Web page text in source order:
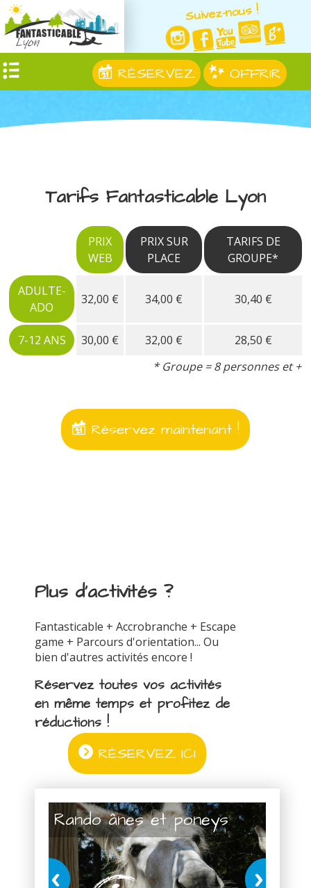
Suivez-nous !
RÉSERVEZ OFFRIR
Tarifs Fantasticable Lyon
PRIX
WEB
PRIX SUR
PLACE
TARIFS DE
GROUPE*
ADULTE-
ADO
32,00 € 34,00 € 30,40 €
7-12 ANS 30,00 € 32,00 €
28,50 €
* Groupe = 8 personnes et +
Réservez maintenant !
Plus d'activités ?
Fantasticable + Accrobranche + Escape
game + Parcours d'orientation... Ou
bien d'autres activités encore !
Réservez toutes vos activités
en même temps et profitez de
réductions !
RÉSERVEZ ICI
Rando ânes et poneys